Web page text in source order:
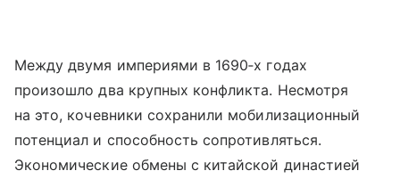
Между двумя империями в 1690‑х годах
произошло два крупных конфликта. Несмотря
на это, кочевники сохранили мобилизационный
потенциал и способность сопротивляться.
Экономические обмены с китайской династией